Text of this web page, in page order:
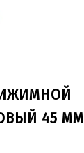
45 ММ